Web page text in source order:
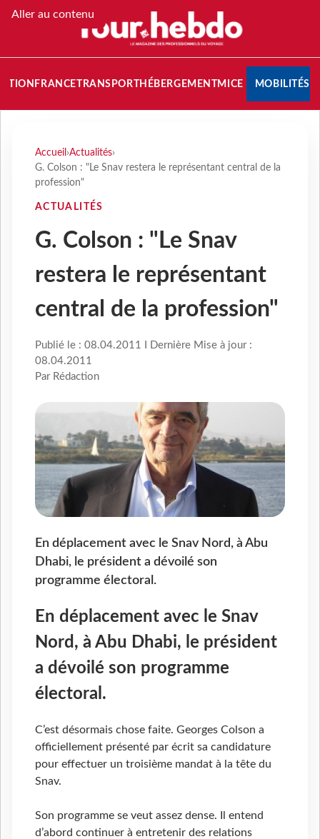
Aller au contenu
FRANCETRANSPORT HÉBERGEMENTMICE MOBILITÉS
Accueil ›Actualités›
G. Colson : "Le Snav restera le représentant central de la
profession"
ACTUALITÉS
G. Colson : "Le Snav
restera le représentant
central de la profession"
Publié le : 08.04.2011 I Dernière Mise à jour :
08.04.2011
Par Rédaction
En déplacement avec le Snav Nord, à Abu
Dhabi, le président a dévoilé son
programme électoral.
En déplacement avec le Snav
Nord, à Abu Dhabi, le président
a dévoilé son programme
électoral.
C’est désormais chose faite. Georges Colson a
officiellement présenté par écrit sa candidature
pour effectuer un troisième mandat à la tête du
Snav.
Son programme se veut assez dense. Il entend
d’abord continuer à entretenir des relations